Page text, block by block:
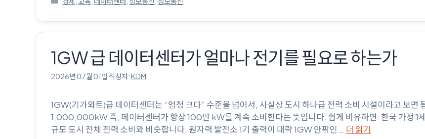
고
리
1GW 급 데이터센터가 얼마나 전기를 필요로 하는가
2026년 07월 01일 작성자:KDM
1GW(기가와트)급 데이터센터는 “엄청 크다” 수준을 넘어서, 사실상 도시 하나급 전력 소비 시설이라고 보
1,000,000kW 즉, 데이터센터가 항상 100만 kW를 계속 소비한다는 뜻입니다. 쉽게 비유하면: 한국 가정 1
규모 도시 전체 전력 소비와 비슷합니다. 원자력 발전소 1기 출력이 대략 1GW 안팎인 … 더 읽기